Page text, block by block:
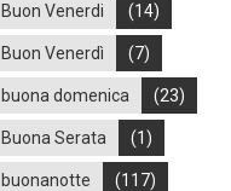
Buon Venerdi (14)
Buon Venerdì (7)
buona domenica (23)
Buona Serata (1)
buonanotte (117)